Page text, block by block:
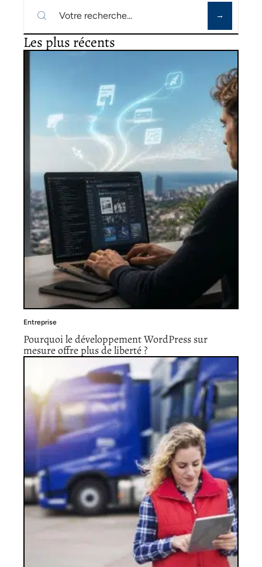
Les plus récents
Entreprise
Pourquoi le développement WordPress sur
mesure offre plus de liberté ?